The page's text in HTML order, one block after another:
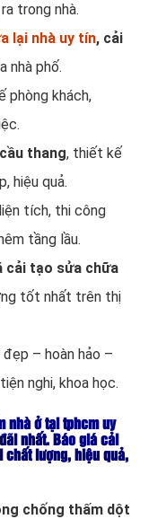
trong nhà.
lại nhà uy tín, cải
nhà phố.
phòng khách,
thang, thiết kế
hiệu quả.
tích, thi công
tầng lầu.
cải tạo sửa chữa
tốt nhất trên thị
– hoàn hảo –
nghi, khoa học.
nhà ở tại tphcm uy
nhất. Báo giá cải
chất lượng, hiệu quả,
chống thấm dột